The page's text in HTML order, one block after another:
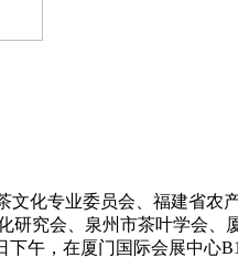
化专业委员会、福建省农
研究会、泉州市茶叶学会、
午，在厦门国际会展中心